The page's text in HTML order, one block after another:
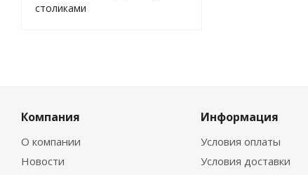
столиками
Компания
О компании
Новости
Информация
Условия оплаты
Условия доставки